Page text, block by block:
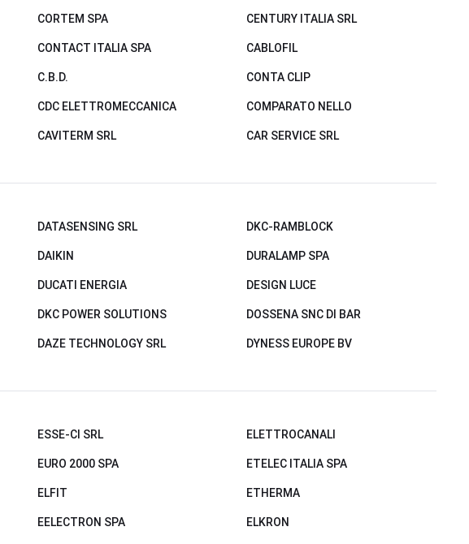
CORTEM SPA CENTURY ITALIA SRL
CONTACT ITALIA SPA CABLOFIL
C.B.D. CONTA CLIP
CDC ELETTROMECCANICA COMPARATO NELLO
CAVITERM SRL CAR SERVICE SRL
DATASENSING SRL DKC-RAMBLOCK
DAIKIN DURALAMP SPA
DUCATI ENERGIA DESIGN LUCE
DKC POWER SOLUTIONS DOSSENA SNC DI BAR
DAZE TECHNOLOGY SRL DYNESS EUROPE BV
ESSE-CI SRL ELETTROCANALI
EURO 2000 SPA ETELEC ITALIA SPA
ELFIT ETHERMA
EELECTRON SPA ELKRON